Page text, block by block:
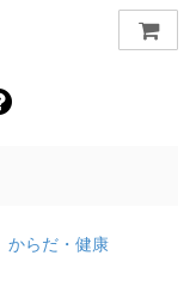
からだ・健康